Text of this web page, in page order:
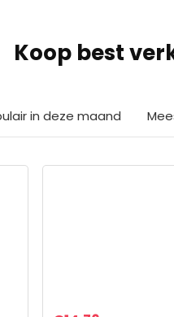
Koop best
in deze maand